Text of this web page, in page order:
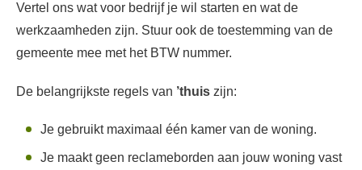
Vertel ons wat voor bedrijf je wil starten en wat de
werkzaamheden zijn. Stuur ook de toestemming van de
gemeente mee met het BTW nummer.
De belangrijkste regels van ’thuis zijn:
Je gebruikt maximaal één kamer van de woning.
Je maakt geen reclameborden aan jouw woning vast